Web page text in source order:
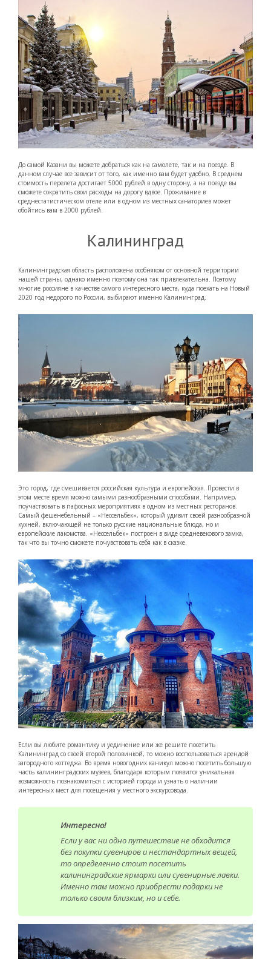
До самой Казани вы можете добраться как на самолете, так и на поезде. В
данном случае все зависит от того, как именно вам будет удобно. В среднем
стоимость перелета достигает 5000 рублей в одну сторону, а на поезде вы
сможете сократить свои расходы на дорогу вдвое. Проживание в
среднестатистическом отеле или в одном из местных санаториев может
обойтись вам в 2000 рублей.
Калининград
Калининградская область расположена особняком от основной территории
нашей страны, однако именно поэтому она так привлекательна. Поэтому
многие россияне в качестве самого интересного места, куда поехать на Новый
2020 год недорого по России, выбирают именно Калининград.
Это город, где смешивается российская культура и европейская. Провести в
этом месте время можно самыми разнообразными способами. Например,
поучаствовать в пафосных мероприятиях в одном из местных ресторанов.
Самый фешенебельный – «Нессельбек», который удивит своей разнообразной
кухней, включающей не только русские национальные блюда, но и
европейские лакомства. «Нессельбек» построен в виде средневекового замка,
так что вы точно сможете почувствовать себя как в сказке.
Если вы любите романтику и уединение или же решите посетить
Калининград со своей второй половинкой, то можно воспользоваться арендой
загородного коттеджа. Во время новогодних каникул можно посетить большую
часть калининградских музеев, благодаря которым появится уникальная
возможность познакомиться с историей города и узнать о наличии
интересных мест для посещения у местного экскурсовода.
Интересно!
Если у вас ни одно путешествие не обходится
без покупки сувениров и нестандартных вещей,
то определенно стоит посетить
калининградские ярмарки или сувенирные лавки.
Именно там можно приобрести подарки не
только своим близким, но и себе.